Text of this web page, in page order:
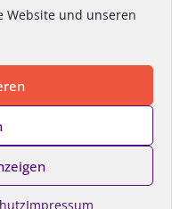
Website und unseren
Impressum
2024. Alle Rechte